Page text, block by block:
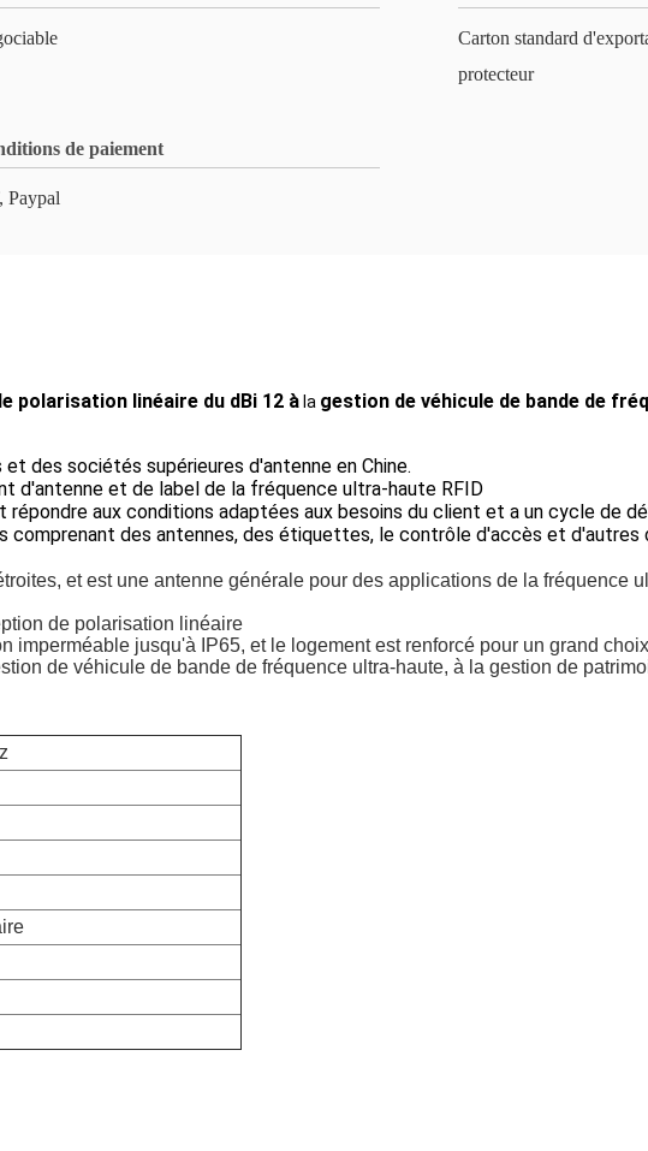
Carton standard
protecteur
de paiement
Paypal
polarisation linéaire du dBi 12 à la gestion de véhicule de bande de
des sociétés supérieures d'antenne en Chine.
d'antenne et de label de la fréquence ultra-haute RFID
aux conditions adaptées aux besoins du client et a un cycle de
comprenant des antennes, des étiquettes, le contrôle d'accès et
et est une antenne générale pour des applications de la fréquence
de polarisation linéaire
imperméable jusqu'à IP65, et le logement est renforcé pour un grand
de véhicule de bande de fréquence ultra-haute, à la gestion de